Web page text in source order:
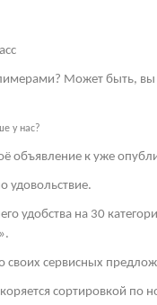
Может быть,
у нас?
объявление к уже
удовольствие.
удобства на 30
своих сервисных
сортировкой по